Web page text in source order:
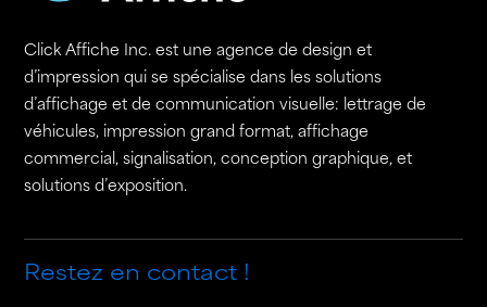
Click Affiche Inc. est une agence de design et
d’impression qui se spécialise dans les solutions
d’affichage et de communication visuelle: lettrage de
véhicules, impression grand format, affichage
commercial, signalisation, conception graphique, et
solutions d’exposition.
Restez en contact !